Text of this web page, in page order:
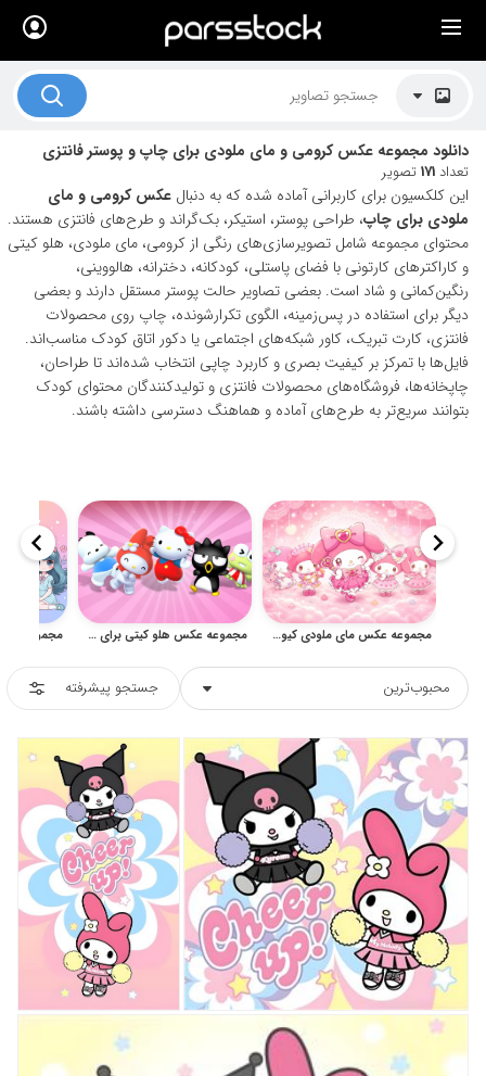
دانلود مجموعه عکس کرومی و مای ملودی برای چاپ و پوستر فانتزی
تعداد 171تصویر
این کلکسیون برای کاربرانی آماده شده که به دنبال عکس کرومی و مای
ملودی برای چاپ، طراحی پوستر، استیکر، بک‌گراند و طرح‌های فانتزی هستند.
محتوای مجموعه شامل تصویرسازی‌های رنگی از کرومی، مای ملودی، هلو کیتی
و کاراکترهای کارتونی با فضای پاستلی، کودکانه، دخترانه، هالووینی،
رنگین‌کمانی و شاد است. بعضی تصاویر حالت پوستر مستقل دارند و بعضی
دیگر برای استفاده در پس‌زمینه، الگوی تکرارشونده، چاپ روی محصولات
فانتزی، کارت تبریک، کاور شبکه‌های اجتماعی یا دکور اتاق کودک مناسب‌اند.
فایل‌ها با تمرکز بر کیفیت بصری و کاربرد چاپی انتخاب شده‌اند تا طراحان،
چاپخانه‌ها، فروشگاه‌های محصولات فانتزی و تولیدکنندگان محتوای کودک
بتوانند سریع‌تر به طرح‌های آماده و هماهنگ دسترسی داشته باشند.
مجموعه عکس مای ملودی کیوت برای پروفایل، چاپ و تصویر زمینه مجموعه عکس هلو کیتی برای چاپ، پوستر و تصویر زمینه
محبوب‌ترین جستجو پیشرفته
× لیست قیمت ها
موضوعات تصاویر
دکوراسیون و فضاها
هنرمندان ایرانی
کسب درآمد از فروش تصاویر
021 28428845
تماس با ما
بلاگ پارس استاک